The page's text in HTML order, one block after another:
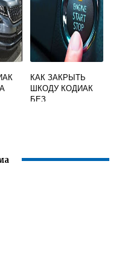
КАК ЗАКРЫТЬ
ШКОДУ КОДИАК
БЕЗ